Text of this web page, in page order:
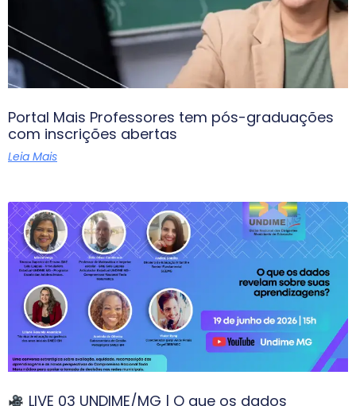
Portal Mais Professores tem pós-graduações
com inscrições abertas
Leia Mais
LIVE 03 UNDIME/MG | O que os dados